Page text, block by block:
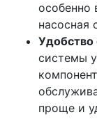
особенно
насосная
Удобство
системы
проще и